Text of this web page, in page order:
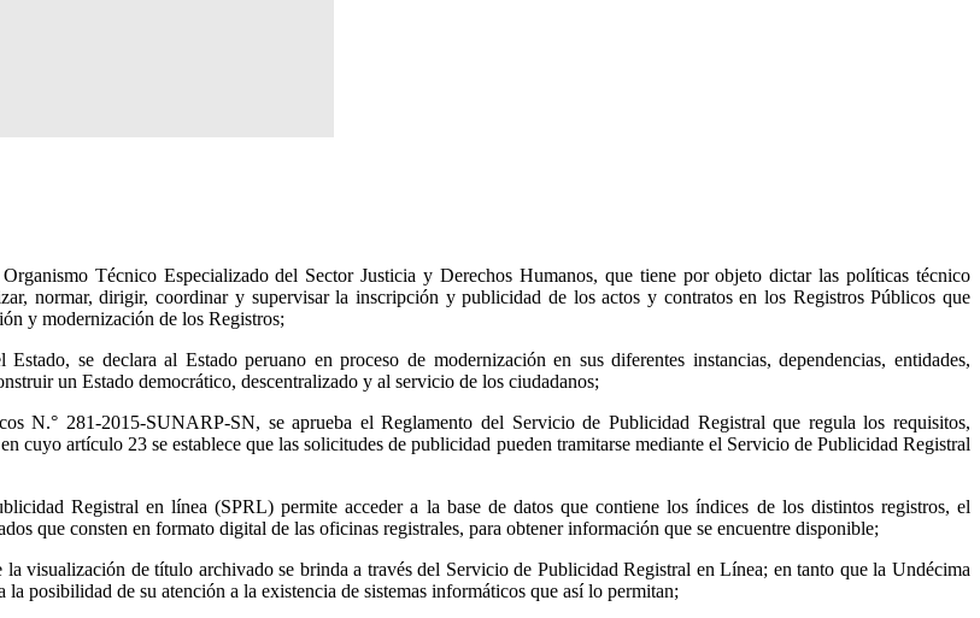
Técnico Especializado del Sector Justicia y Derechos Humanos, que tiene por objeto dictar las políticas técnico
normar, dirigir, coordinar y supervisar la inscripción y publicidad de los actos y contratos en los Registros Públicos que
y modernización de los Registros;
se declara al Estado peruano en proceso de modernización en sus diferentes instancias, dependencias, entidades,
un Estado democrático, descentralizado y al servicio de los ciudadanos;
N.° 281-2015-SUNARP-SN, se aprueba el Reglamento del Servicio de Publicidad Registral que regula los requisitos,
artículo 23 se establece que las solicitudes de publicidad pueden tramitarse mediante el Servicio de Publicidad Registral
Registral en línea (SPRL) permite acceder a la base de datos que contiene los índices de los distintos registros, el
que consten en formato digital de las oficinas registrales, para obtener información que se encuentre disponible;
visualización de título archivado se brinda a través del Servicio de Publicidad Registral en Línea; en tanto que la Undécima
posibilidad de su atención a la existencia de sistemas informáticos que así lo permitan;